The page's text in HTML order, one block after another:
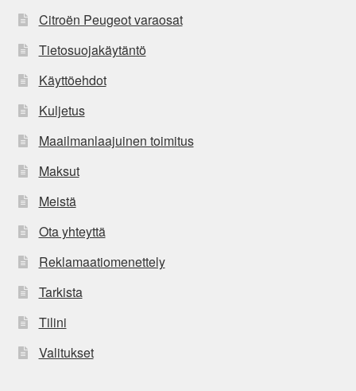
Citroën Peugeot varaosat
Tietosuojakäytäntö
Käyttöehdot
Kuljetus
Maailmanlaajuinen toimitus
Maksut
Meistä
Ota yhteyttä
Reklamaatiomenettely
Tarkista
Tilini
Valitukset